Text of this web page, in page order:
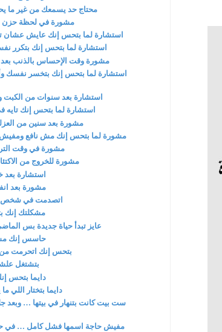
محتاج حد يسمعك من غير ما
مشورة في لحظة حزن
استشارة لما بتحس إنك عايش عشان
استشارة لما بتحس إنك بتكرر
مشورة وقت الإحساس بالذنب
استشارة لما بتحس إنك بتخسر نفسك
استشارة بعد سنوات من الكبت
استشارة لما بتحس إنك تايه
مشورة بعد سنين من
مشورة لما بتحس إنك مش نافع ومفيش
مشورة في وقت
مشورة للخروج من
استشارة بعد
مشورة بعد
اتصدمت في شخص
مشكلتك إنك
عايز تبدأ حياة جديدة بس
حاسس إنك
بتحس إنك اتحرمت
بتشتغل
دايما بتحس
دايما بتختار اللي
ست بيت كانت بتنهار في بيتها …
مفيش حاجة اسمها فشل كامل … في